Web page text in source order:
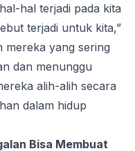
hal terjadi pada kita
terjadi untuk kita,”
mereka yang sering
dan menunggu
alih-alih secara
dalam hidup
Bisa Membuat